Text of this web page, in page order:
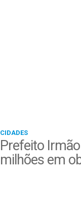
CIDADES
Prefeito
milhões em